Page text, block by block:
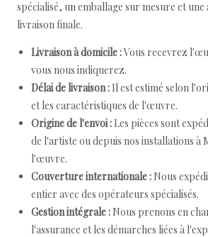
spécialisé, un emballage sur mesure et une
livraison finale.
Livraison à domicile :Vous recevrez
vous nous indiquerez.
Délai de livraison : Il est estimé selon
et les caractéristiques de l'œuvre.
Origine de l'envoi : Les pièces sont
de l'artiste ou depuis nos installations à
l'œuvre.
Couverture internationale : Nous
entier avec des opérateurs spécialisés.
Gestion intégrale : Nous prenons en
l'assurance et les démarches liées à